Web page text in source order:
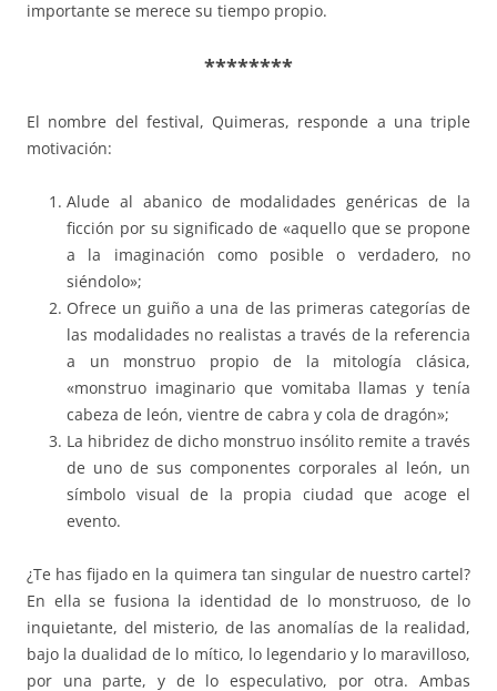
importante se merece su tiempo propio.
********
El nombre del festival, Quimeras, responde a una triple
motivación:
Alude al abanico de modalidades genéricas de la
ficción por su significado de «aquello que se propone
a la imaginación como posible o verdadero, no
siéndolo»;
Ofrece un guiño a una de las primeras categorías de
las modalidades no realistas a través de la referencia
a un monstruo propio de la mitología clásica,
«monstruo imaginario que vomitaba llamas y tenía
cabeza de león, vientre de cabra y cola de dragón»;
La hibridez de dicho monstruo insólito remite a través
de uno de sus componentes corporales al león, un
símbolo visual de la propia ciudad que acoge el
evento.
¿Te has fijado en la quimera tan singular de nuestro cartel?
En ella se fusiona la identidad de lo monstruoso, de lo
inquietante, del misterio, de las anomalías de la realidad,
bajo la dualidad de lo mítico, lo legendario y lo maravilloso,
por una parte, y de lo especulativo, por otra. Ambas